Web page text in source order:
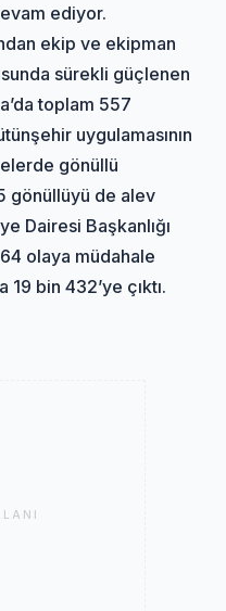
ediyor.
ekip ve ekipman
sürekli güçlenen
toplam 557
uygulamasının
gönüllü
gönüllüyü de alev
Dairesi Başkanlığı
olaya müdahale
19 bin 432’ye çıktı.